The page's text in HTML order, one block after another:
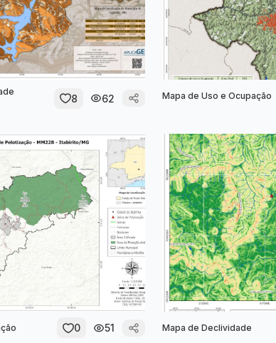
8 62 Mapa de Uso e Ocupação
0 51 Mapa de Declividade